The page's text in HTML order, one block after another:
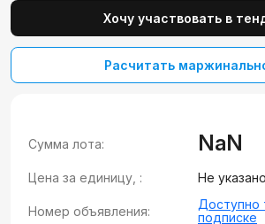
Хочу участвовать в
Расчитать
Сумма лота: NaN
Цена за единицу, : Не указано
Номер объявления:
Доступно
подписке